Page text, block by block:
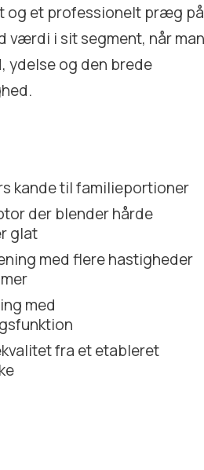
og et professionelt præg på
værdi i sit segment, når
ydelse og den brede
kande til familieportioner
der blender hårde
glat
med flere hastigheder
med
fra et etableret